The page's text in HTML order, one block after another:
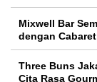
Mixwell Bar
dengan
Three Buns
Cita Rasa